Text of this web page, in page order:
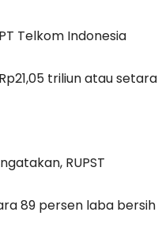
Telkom Indonesia
triliun atau setara
RUPST
89 persen laba bersih